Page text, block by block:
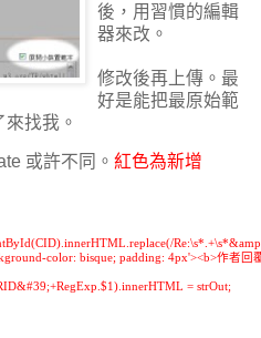
後，用習慣的編輯
器來改。
修改後再上傳。最
好是能把最原始範
找我。
或許不同。 紅色為新增
color: bisque; padding: 4px'><b>作者
= strOut;